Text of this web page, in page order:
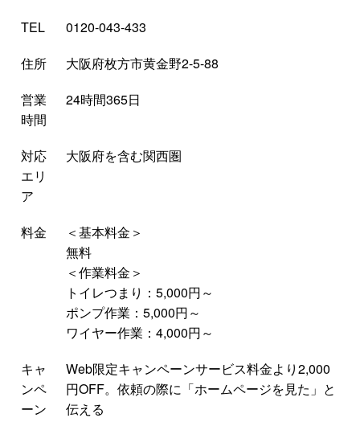
TEL
0120-043-433
住所
大阪府枚方市黄金野2-5-88
営業
時間
24時間365日
対応
エリ
ア
大阪府を含む関西圏
料金
＜基本料金＞
無料
＜作業料金＞
トイレつまり：5,000円～
ポンプ作業：5,000円～
ワイヤー作業：4,000円～
キャ
ンペ
ーン
Web限定キャンペーンサービス料金より2,000
円OFF。依頼の際に「ホームページを見た」と
伝える